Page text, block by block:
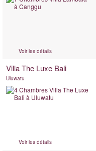
Voir les détails
Villa The Luxe Bali
Uluwatu
Voir les détails